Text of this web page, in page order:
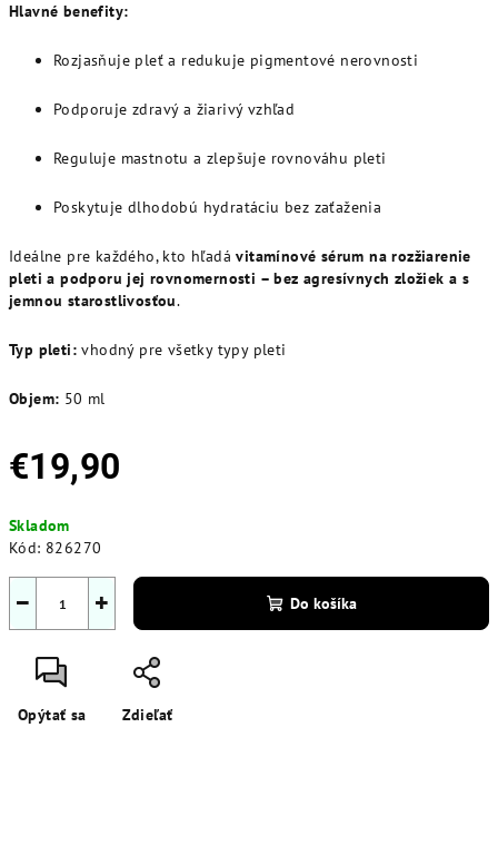
Hlavné benefity:
Rozjasňuje pleť a redukuje pigmentové nerovnosti
Podporuje zdravý a žiarivý vzhľad
Reguluje mastnotu a zlepšuje rovnováhu pleti
Poskytuje dlhodobú hydratáciu bez zaťaženia
Ideálne pre každého, kto hľadávitamínové sérum na rozžiarenie
pleti a podporu jej rovnomernosti – bez agresívnych zložiek a s
jemnou starostlivosťou.
Typ pleti: vhodný pre všetky typy pleti
Objem: 50 ml
€19,90
cena:
Skladom
Kód: 826270
+
− Do košíka
Opýtať sa Zdieľať